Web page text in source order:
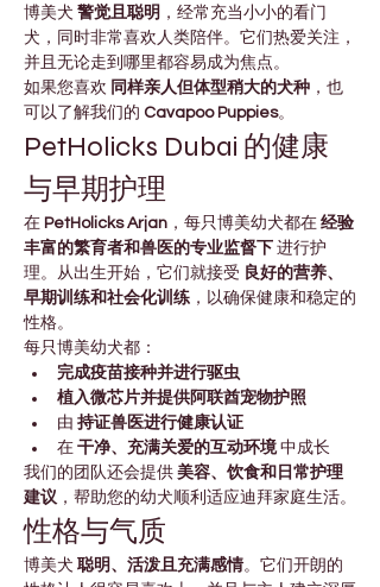
博美犬 警觉且聪明 ，经常充当小小的看门
犬，同时非常喜欢人类陪伴。它们热爱关注，
并且无论走到哪里都容易成为焦点。
如果您喜欢 同样亲人但体型稍大的犬种 ，也
可以了解我们的 Cavapoo Puppies。
PetHolicks Dubai 的健康
与早期护理
在 PetHolicks Arjan ，每只博美幼犬都在 经验
丰富的繁育者和兽医的专业监督下 进行护
理。从出生开始，它们就接受 良好的营养、
早期训练和社会化训练 ，以确保健康和稳定的
性格。
每只博美幼犬都：
完成疫苗接种并进行驱虫
植入微芯片并提供阿联酋宠物护照
由 持证兽医进行健康认证
在 干净、充满关爱的互动环境 中成长
我们的团队还会提供 美容、饮食和日常护理
建议 ，帮助您的幼犬顺利适应迪拜家庭生活。
性格与气质
博美犬 聪明、活泼且充满感情。它们开朗的